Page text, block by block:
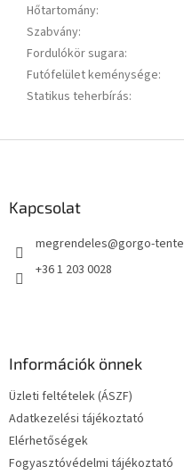
Hőtartomány:
Szabvány:
Fordulókör sugara:
Futófelület keménysége:
Statikus teherbírás:
Kapcsolat
megrendeles@gorgo-
+36 1 203 0028
Információk önnek
Üzleti feltételek (ÁSZF)
Adatkezelési tájékoztató
Elérhetőségek
Fogyasztóvédelmi tájékoztató